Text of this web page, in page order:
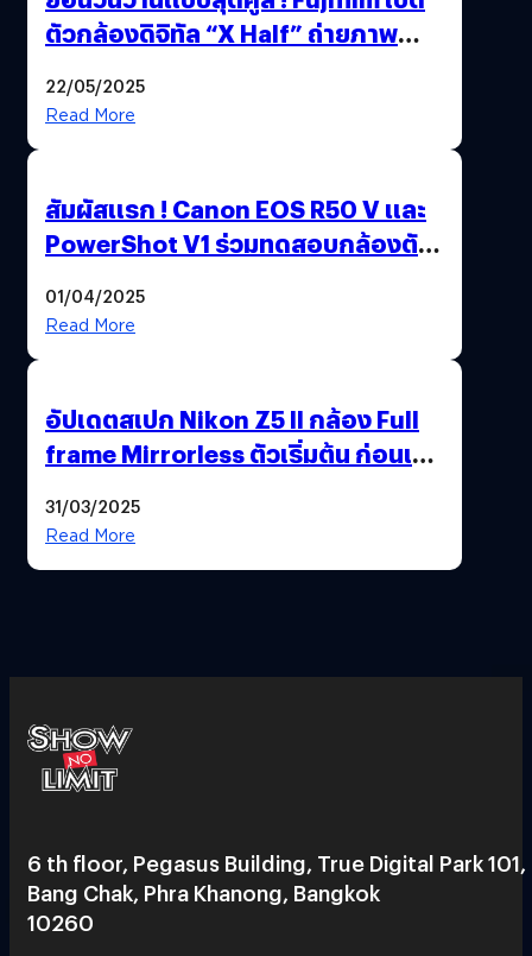
ตัวกล้องดิจิทัล “X Half” ถ่ายภาพ
22/05/2025
Read More
สัมผัสแรก ! Canon EOS R50 V และ
PowerShot V1 ร่วมทดสอบกล้องตัว
01/04/2025
Read More
อัปเดตสเปก Nikon Z5 II กล้อง Full
frame Mirrorless ตัวเริ่มต้น ก่อนเปิด
31/03/2025
Read More
6 th floor, Pegasus Building, True Digital Park 101,
Bang Chak, Phra Khanong, Bangkok
10260